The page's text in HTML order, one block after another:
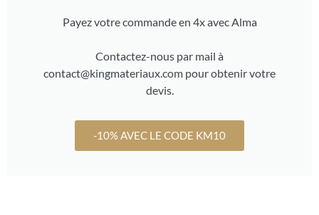
Payez votre commande en 4x avec Alma
Contactez-nous par mail à
contact@kingmateriaux.com pour obtenir votre
devis.
-10% AVEC LE CODE KM10